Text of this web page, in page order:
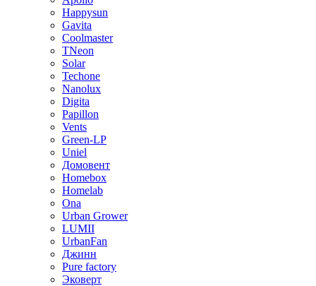
Happysun
Gavita
Coolmaster
TNeon
Solar
Techone
Nanolux
Digita
Papillon
Vents
Green-LP
Uniel
Домовент
Homebox
Homelab
Ona
Urban Grower
LUMII
UrbanFan
Джинн
Pure factory
Эковерт